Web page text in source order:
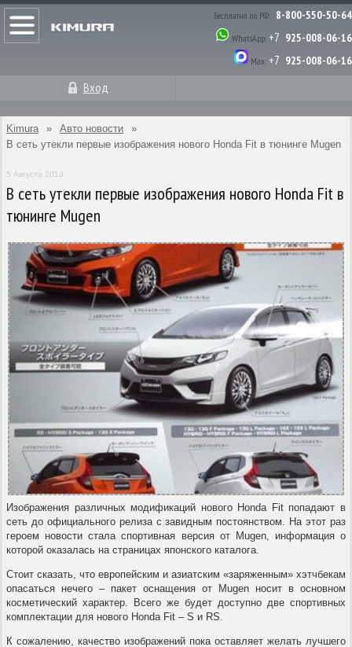
Бесплатно по РФ: 8-800-550-50-64
WhatsApp: +7 925-008-06-16
Max: +7 925-008-06-16
Вход
Kimura » Авто новости
»
В сеть утекли первые изображения нового Honda Fit в тюнинге Mugen
5 Августа 2013
В сеть утекли первые изображения нового Honda Fit в
тюнинге Mugen
Изображения различных модификаций нового Honda Fit попадают в
сеть до официального релиза с завидным постоянством. На этот раз
героем новости стала спортивная версия от Mugen, информация о
которой оказалась на страницах японского каталога.
Стоит сказать, что европейским и азиатским «заряженным» хэтчбекам
опасаться нечего – пакет оснащения от Mugen носит в основном
косметический характер. Всего же будет доступно две спортивных
комплектации для нового Honda Fit – S и RS.
К сожалению, качество изображений пока оставляет желать лучшего